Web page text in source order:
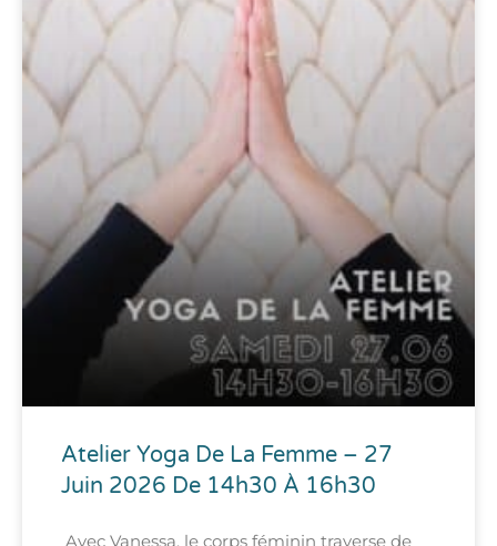
Atelier Yoga De La Femme – 27
Juin 2026 De 14h30 À 16h30
Avec Vanessa, le corps féminin traverse de